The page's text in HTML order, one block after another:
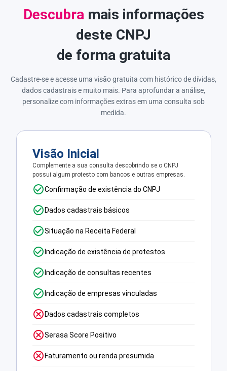
Descubra mais informações
deste CNPJ
de forma gratuita
Cadastre-se e acesse uma visão gratuita com histórico de dívidas,
dados cadastrais e muito mais. Para aprofundar a análise,
personalize com informações extras em uma consulta sob
medida.
Visão Inicial
Complemente a sua consulta descobrindo se o CNPJ
possui algum protesto com bancos e outras empresas.
Confirmação de existência do CNPJ
Dados cadastrais básicos
Situação na Receita Federal
Indicação de existência de protestos
Indicação de consultas recentes
Indicação de empresas vinculadas
Dados cadastrais completos
Serasa Score Positivo
Faturamento ou renda presumida